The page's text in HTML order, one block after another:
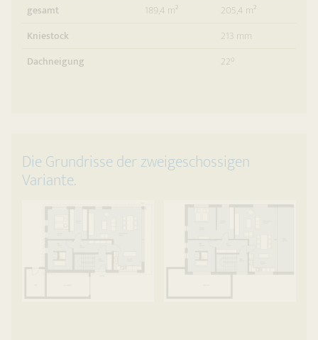
gesamt
189,4 m²
205,4 m²
Kniestock
213 mm
Dachneigung
22°
Die Grundrisse der zweigeschossigen
Variante.